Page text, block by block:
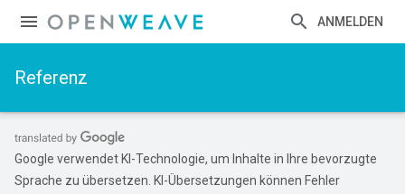
ANMELDEN
Referenz
Google verwendet KI-Technologie, um Inhalte in Ihre bevorzugte
Sprache zu übersetzen. KI-Übersetzungen können Fehler